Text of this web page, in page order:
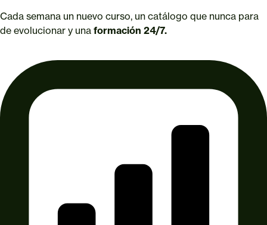
Cada semana un nuevo curso, un catálogo que nunca para
de evolucionar y una formación 24/7.